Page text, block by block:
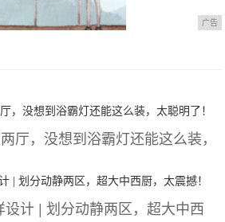
广告
厅，没想到浴霸灯还能这么装，
计 | 划分动静两区，超大中西